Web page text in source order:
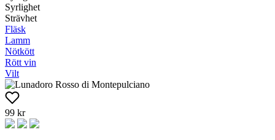
Syrlighet
Strävhet
Fläsk
Lamm
Nötkött
Rött vin
Vilt
99 kr